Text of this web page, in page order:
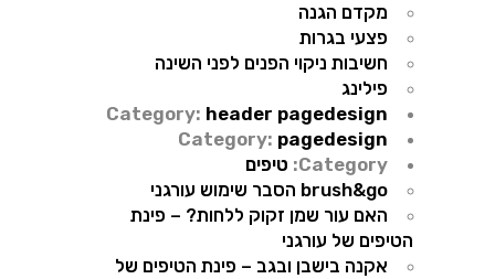
מקדם הגנה
פצעי בגרות
חשיבות ניקוי הפנים לפני השינה
פילינג
Category: header pagedesign
Category: pagedesign
Category: טיפים
brush&go הסבר שימוש עורגני
האם עור שמן זקוק ללחות? – פינת
הטיפים של עורגני
אקנה בישבן ובגב – פינת הטיפים של